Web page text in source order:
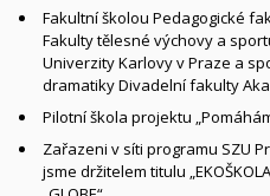
Fakultní školou Pedagogické
Fakulty tělesné výchovy a
Univerzity Karlovy v Praze a
dramatiky Divadelní fakulty
Pilotní škola projektu
Zařazeni v síti programu SZU
jsme držitelem titulu